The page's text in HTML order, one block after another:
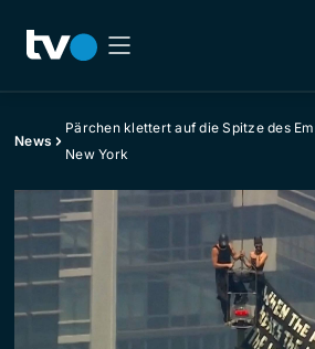
News
Pärchen klettert auf die Spitze des
New York